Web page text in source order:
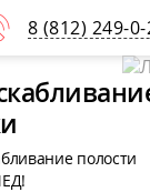
8 (812) 249-
полости